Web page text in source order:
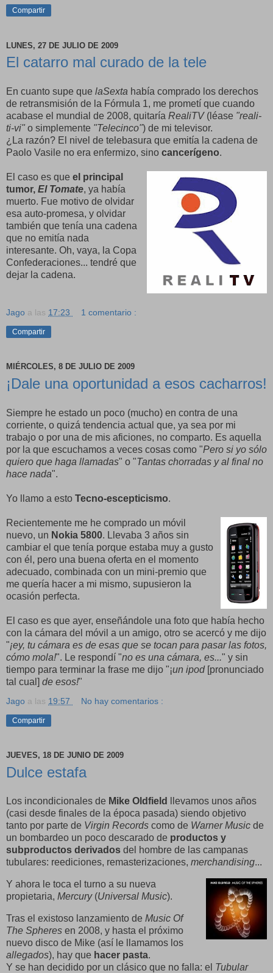
Compartir
LUNES, 27 DE JULIO DE 2009
El catarro mal curado de la tele
En cuanto supe que laSexta había comprado los derechos
de retransmisión de la Fórmula 1, me prometí que cuando
acabase el mundial de 2008, quitaría RealiTV(léase "reali-
ti-vi" o simplemente "Telecinco") de mi televisor.
¿La razón? El nivel de telebasura que emitía la cadena de
Paolo Vasile no era enfermizo, sino cancerígeno.
El caso es que el principal
tumor, El Tomate, ya había
muerto. Fue motivo de olvidar
esa auto-promesa, y olvidar
también que tenía una cadena
que no emitía nada
interesante. Oh, vaya, la Copa
Confederaciones... tendré que
dejar la cadena.
Jago a las 17:23 1 comentario :
Compartir
MIÉRCOLES, 8 DE JULIO DE 2009
¡Dale una oportunidad a esos cacharros!
Siempre he estado un poco (mucho) en contra de una
corriente, o quizá tendencia actual que, ya sea por mi
trabajo o por una de mis aficiones, no comparto. Es aquella
por la que escuchamos a veces cosas como "Pero si yo sólo
quiero que haga llamadas" o "Tantas chorradas y al final no
hace nada".
Yo llamo a esto Tecno-escepticismo.
Recientemente me he comprado un móvil
nuevo, un Nokia 5800. Llevaba 3 años sin
cambiar el que tenía porque estaba muy a gusto
con él, pero una buena oferta en el momento
adecuado, combinada con un mini-premio que
me quería hacer a mi mismo, supusieron la
ocasión perfecta.
El caso es que ayer, enseñándole una foto que había hecho
con la cámara del móvil a un amigo, otro se acercó y me dijo
"¡ey, tu cámara es de esas que se tocan para pasar las fotos,
cómo mola!". Le respondí "no es una cámara, es..." y sin
tiempo para terminar la frase me dijo "¡un ipod[pronunciado
tal cual] de esos!"
Jago a las 19:57 No hay comentarios :
Compartir
JUEVES, 18 DE JUNIO DE 2009
Dulce estafa
Los incondicionales de Mike Oldfield
llevamos unos años
(casi desde finales de la época pasada) siendo objetivo
tanto por parte de Virgin Records como de Warner Music de
un bombardeo un poco descarado de productos y
subproductos derivados del hombre de las campanas
tubulares: reediciones, remasterizaciones, merchandising...
Y ahora le toca el turno a su nueva
propietaria, Mercury(Universal Music).
Tras el existoso lanzamiento de Music Of
The Spheres en 2008, y hasta el próximo
nuevo disco de Mike (así le llamamos los
allegados), hay que hacer pasta.
Y se han decidido por un clásico que no falla: el Tubular